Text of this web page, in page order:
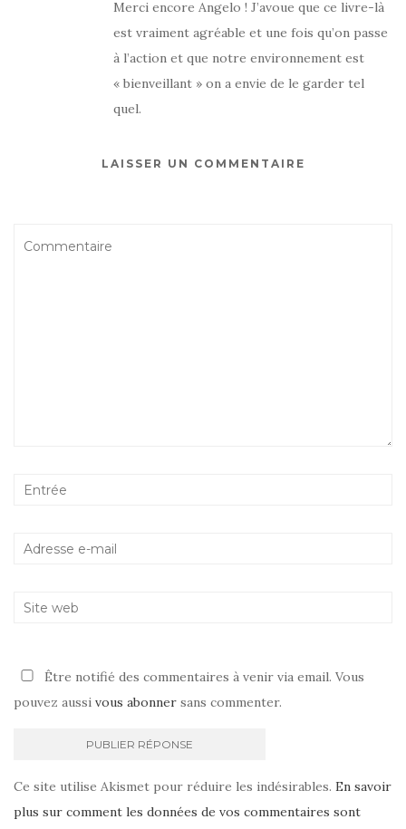
Merci encore Angelo ! J’avoue que ce livre-là
est vraiment agréable et une fois qu’on passe
à l’action et que notre environnement est
« bienveillant » on a envie de le garder tel
quel.
LAISSER UN COMMENTAIRE
Être notifié des commentaires à venir via email. Vous
pouvez aussi vous abonner sans commenter.
Ce site utilise Akismet pour réduire les indésirables. En savoir
plus sur comment les données de vos commentaires sont